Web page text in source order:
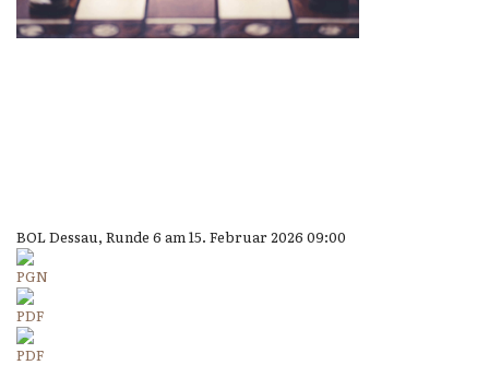
BOL Dessau, Runde 6 am 15. Februar 2026 09:00